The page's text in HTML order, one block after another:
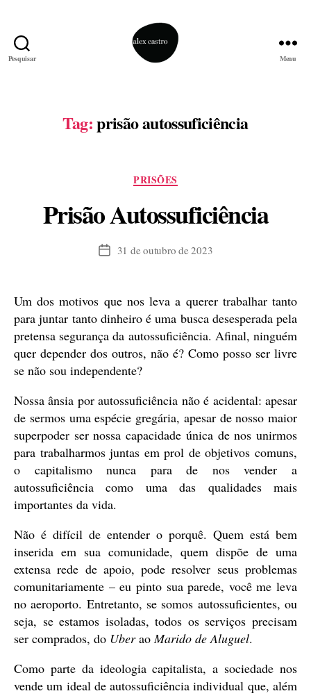
Pesquisar Menu
Tag:prisão autossuficiência
Categorias
PRISÕES
Prisão Autossuficiência
Data31 de outubro de 2023
Um dos motivos que nos leva a querer trabalhar tanto
para juntar tanto dinheiro é uma busca desesperada pela
pretensa segurança da autossuficiência. Afinal, ninguém
quer depender dos outros, não é? Como posso ser livre
se não sou independente?
Nossa ânsia por autossuficiência não é acidental: apesar
de sermos uma espécie gregária, apesar de nosso maior
superpoder ser nossa capacidade única de nos unirmos
para trabalharmos juntas em prol de objetivos comuns,
o capitalismo nunca para de nos vender a
autossuficiência como uma das qualidades mais
importantes da vida.
Não é difícil de entender o porquê. Quem está bem
inserida em sua comunidade, quem dispõe de uma
extensa rede de apoio, pode resolver seus problemas
comunitariamente – eu pinto sua parede, você me leva
no aeroporto. Entretanto, se somos autossuficientes, ou
seja, se estamos isoladas, todos os serviços precisam
ser comprados, do UberaoMarido de Aluguel.
Como parte da ideologia capitalista, a sociedade nos
vende um ideal de autossuficiência individual que, além